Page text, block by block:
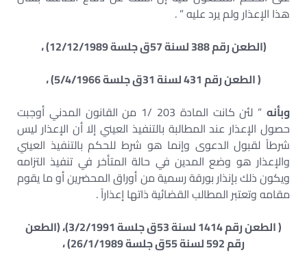
هذا الإعذار ولم يرد عليه ” .
(الطعن رقم 388 لسنة 57ق جلسة 12/12/1989) ،
( الطعن رقم 431 لسنة 31ق جلسة 5/4/1966) ،
وبأنه
” لئن كانت المادة 203 /1 من القانون المدني أوجبت
حصول الإعذار عند المطالبة بالتنفيذ العيني إلا أن الإعذار ليس
شرطاً لقبول الدعوى وإنما هو شرط للحكم بالتنفيذ العيني
والإعذار هو وضع المدين في حالة المتأخر في تنفيذ التزامه
ويكون ذلك بإنذار بورقة رسمية من أوراق المحضرين أو ما يقوم
مقامه وتعتبر المطالب القضائية ذاتها إعذاراً .
( الطعن رقم 1414 لسنة 53ق جلسة 3/2/1991)، (الطعن
رقم 592 لسنة 55ق جلسة 26/1/1989) ،